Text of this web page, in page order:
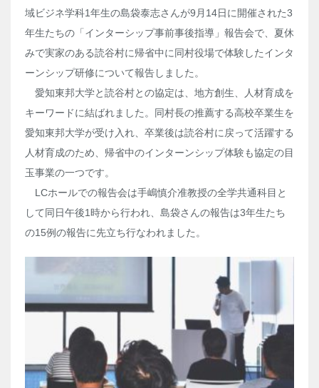
域ビジネ学科1年生の島袋泰志さんが9月14日に開催された3
年生たちの「インターシップ事前事後指導」報告会で、夏休
みで実家のある読谷村に帰省中に同村役場で体験したインタ
ーンシップ研修について報告しました。
愛知東邦大学と読谷村との協定は、地方創生、人材育成を
キーワードに結ばれました。同村長の推薦する高校卒業生を
愛知東邦大学が受け入れ、卒業後は読谷村に戻って活躍する
人材育成のため、帰省中のインターンシップ体験も協定の目
玉事業の一つです。
LCホールでの報告会は手嶋慎介准教授の全学共通科目と
して同日午後1時から行われ、島袋さんの報告は3年生たち
の15例の報告に先立ち行なわれました。